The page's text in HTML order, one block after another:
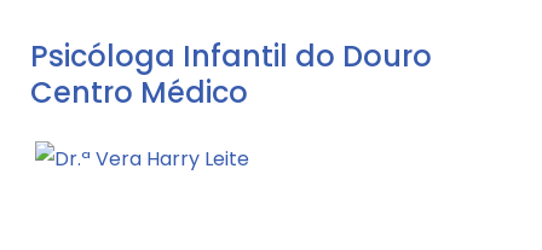
Psicóloga Infantil do Douro
Centro Médico